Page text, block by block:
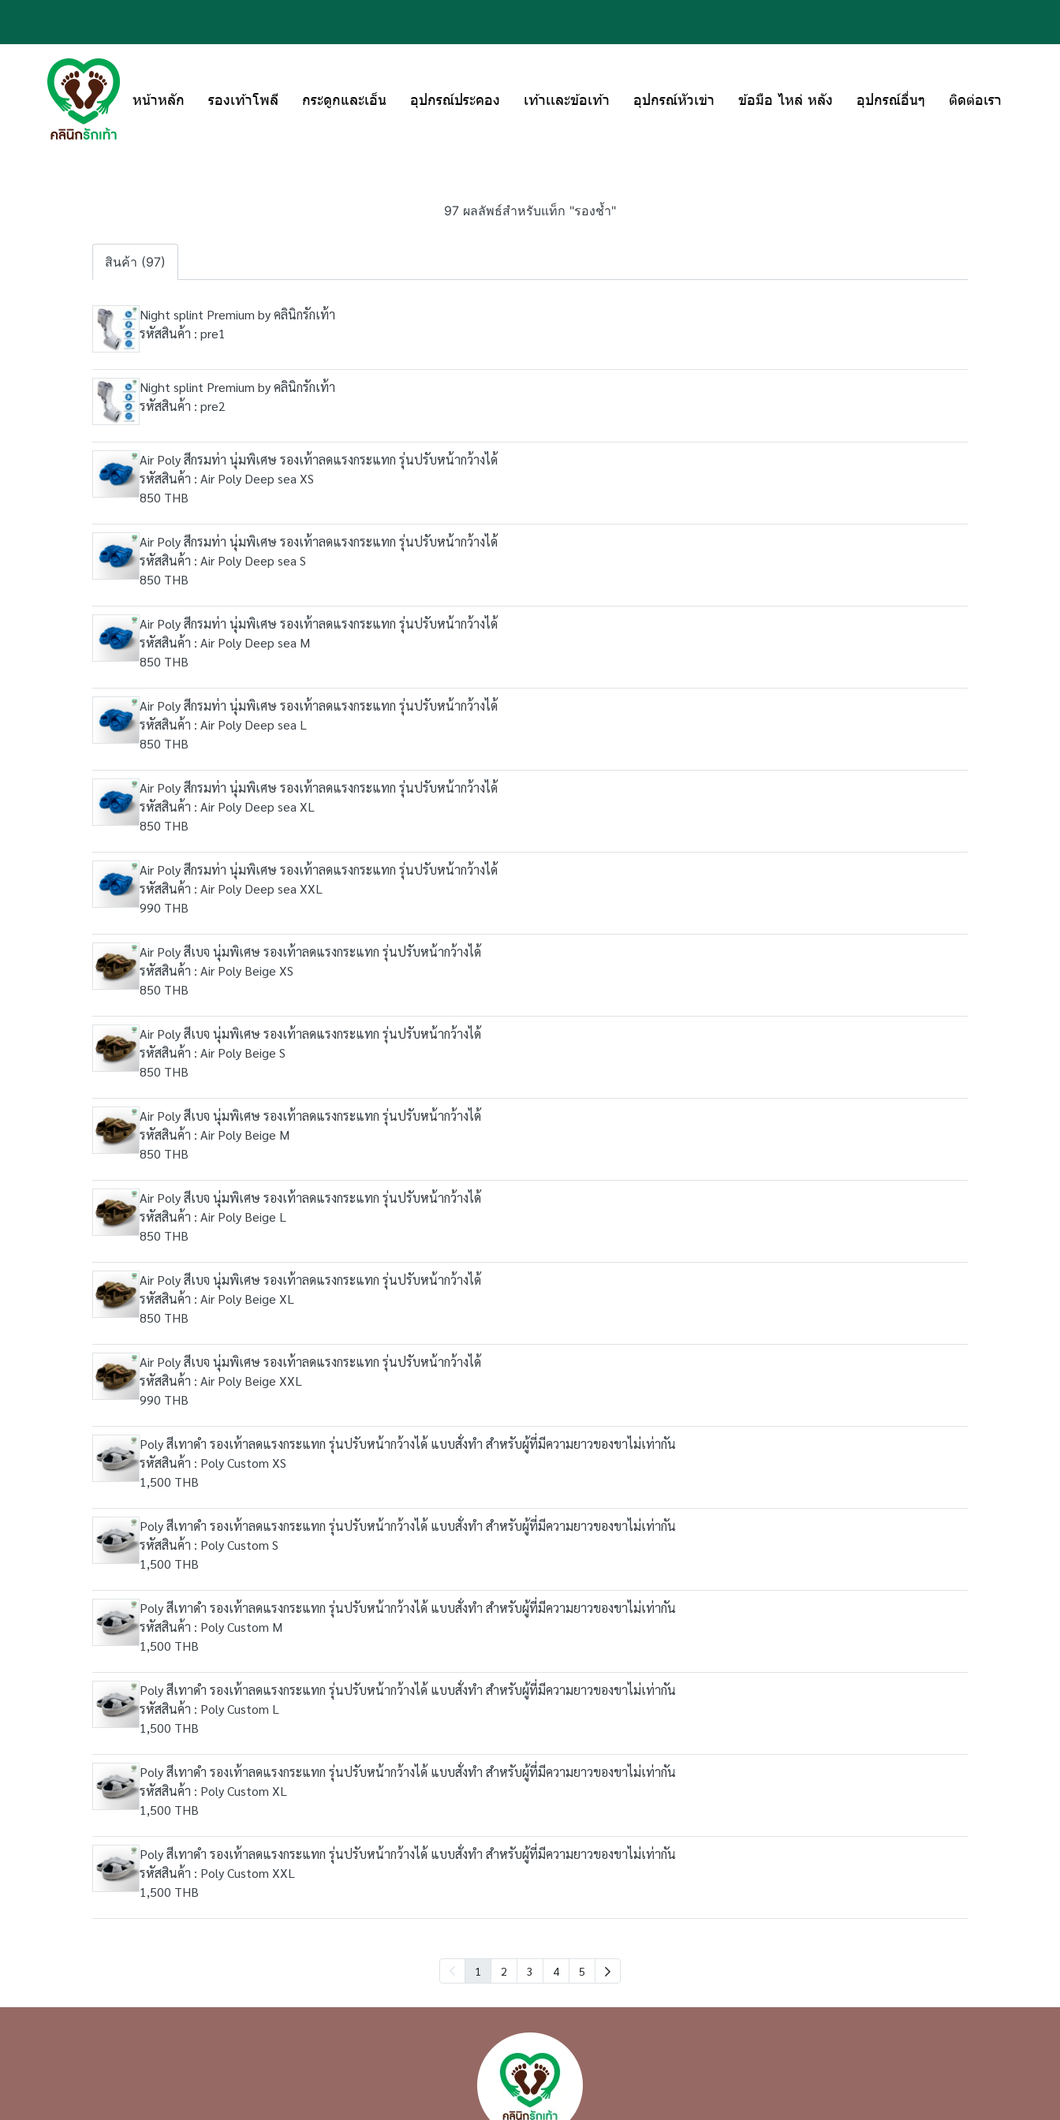
หน้าหลัก รองเท้าโพลี กระดูกและเอ็น อุปกรณ์ประคอง เท้าเเละข้อเท้า อุปกรณ์หัวเข่า ข้อมือ ไหล่ หลัง อุปกรณ์อื่นๆ ติดต่อเรา
97 ผลลัพธ์สำหรับแท็ก "รองช้ำ"
สินค้า (97)
Night splint Premium by คลินิกรักเท้า
รหัสสินค้า : pre1
Night splint Premium by คลินิกรักเท้า
รหัสสินค้า : pre2
Air Poly สีกรมท่า นุ่มพิเศษ รองเท้าลดแรงกระแทก รุ่นปรับหน้ากว้างได้
รหัสสินค้า : Air Poly Deep sea XS
850 THB
Air Poly สีกรมท่า นุ่มพิเศษ รองเท้าลดแรงกระแทก รุ่นปรับหน้ากว้างได้
รหัสสินค้า : Air Poly Deep sea S
850 THB
Air Poly สีกรมท่า นุ่มพิเศษ รองเท้าลดแรงกระแทก รุ่นปรับหน้ากว้างได้
รหัสสินค้า : Air Poly Deep sea M
850 THB
Air Poly สีกรมท่า นุ่มพิเศษ รองเท้าลดแรงกระแทก รุ่นปรับหน้ากว้างได้
รหัสสินค้า : Air Poly Deep sea L
850 THB
Air Poly สีกรมท่า นุ่มพิเศษ รองเท้าลดแรงกระแทก รุ่นปรับหน้ากว้างได้
รหัสสินค้า : Air Poly Deep sea XL
850 THB
Air Poly สีกรมท่า นุ่มพิเศษ รองเท้าลดแรงกระแทก รุ่นปรับหน้ากว้างได้
รหัสสินค้า : Air Poly Deep sea XXL
990 THB
Air Poly สีเบจ นุ่มพิเศษ รองเท้าลดแรงกระแทก รุ่นปรับหน้ากว้างได้
รหัสสินค้า : Air Poly Beige XS
850 THB
Air Poly สีเบจ นุ่มพิเศษ รองเท้าลดแรงกระแทก รุ่นปรับหน้ากว้างได้
รหัสสินค้า : Air Poly Beige S
850 THB
Air Poly สีเบจ นุ่มพิเศษ รองเท้าลดแรงกระแทก รุ่นปรับหน้ากว้างได้
รหัสสินค้า : Air Poly Beige M
850 THB
Air Poly สีเบจ นุ่มพิเศษ รองเท้าลดแรงกระแทก รุ่นปรับหน้ากว้างได้
รหัสสินค้า : Air Poly Beige L
850 THB
Air Poly สีเบจ นุ่มพิเศษ รองเท้าลดแรงกระแทก รุ่นปรับหน้ากว้างได้
รหัสสินค้า : Air Poly Beige XL
850 THB
Air Poly สีเบจ นุ่มพิเศษ รองเท้าลดแรงกระแทก รุ่นปรับหน้ากว้างได้
รหัสสินค้า : Air Poly Beige XXL
990 THB
Poly สีเทาดำ รองเท้าลดแรงกระแทก รุ่นปรับหน้ากว้างได้ แบบสั่งทำ สำหรับผู้ที่มีความยาวของขาไม่เท่ากัน
รหัสสินค้า : Poly Custom XS
1,500 THB
Poly สีเทาดำ รองเท้าลดแรงกระแทก รุ่นปรับหน้ากว้างได้ แบบสั่งทำ สำหรับผู้ที่มีความยาวของขาไม่เท่ากัน
รหัสสินค้า : Poly Custom S
1,500 THB
Poly สีเทาดำ รองเท้าลดแรงกระแทก รุ่นปรับหน้ากว้างได้ แบบสั่งทำ สำหรับผู้ที่มีความยาวของขาไม่เท่ากัน
รหัสสินค้า : Poly Custom M
1,500 THB
Poly สีเทาดำ รองเท้าลดแรงกระแทก รุ่นปรับหน้ากว้างได้ แบบสั่งทำ สำหรับผู้ที่มีความยาวของขาไม่เท่ากัน
รหัสสินค้า : Poly Custom L
1,500 THB
Poly สีเทาดำ รองเท้าลดแรงกระแทก รุ่นปรับหน้ากว้างได้ แบบสั่งทำ สำหรับผู้ที่มีความยาวของขาไม่เท่ากัน
รหัสสินค้า : Poly Custom XL
1,500 THB
Poly สีเทาดำ รองเท้าลดแรงกระแทก รุ่นปรับหน้ากว้างได้ แบบสั่งทำ สำหรับผู้ที่มีความยาวของขาไม่เท่ากัน
รหัสสินค้า : Poly Custom XXL
1,500 THB
1 2 3 4 5